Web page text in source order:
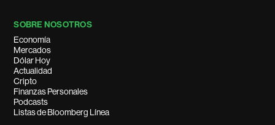
SOBRE NOSOTROS
Economía
Mercados
Dólar Hoy
Actualidad
Cripto
Finanzas Personales
Podcasts
Listas de Bloomberg Línea